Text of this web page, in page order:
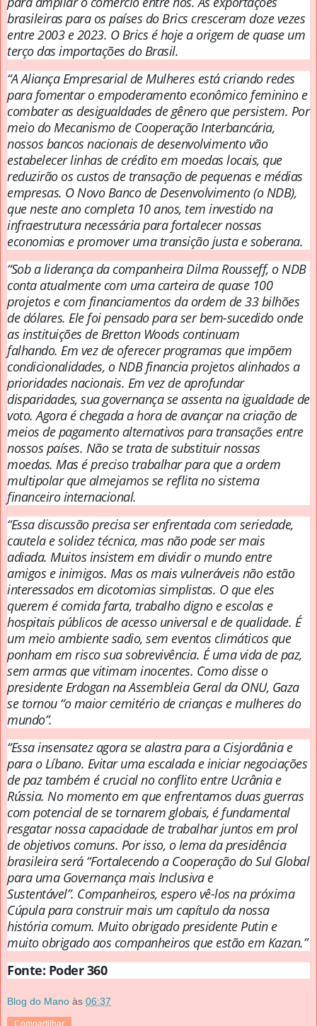
brasileiras para os países do Brics cresceram doze vezes
entre 2003 e 2023. O Brics é hoje a origem de quase um
terço das importações do Brasil.
“A Aliança Empresarial de Mulheres está criando redes
para fomentar o empoderamento econômico feminino e
combater as desigualdades de gênero que persistem. Por
meio do Mecanismo de Cooperação Interbancária,
nossos bancos nacionais de desenvolvimento vão
estabelecer linhas de crédito em moedas locais, que
reduzirão os custos de transação de pequenas e médias
empresas. O Novo Banco de Desenvolvimento (o NDB),
que neste ano completa 10 anos, tem investido na
infraestrutura necessária para fortalecer nossas
economias e promover uma transição justa e soberana.
“Sob a liderança da companheira Dilma Rousseff, o NDB
conta atualmente com uma carteira de quase 100
projetos e com financiamentos da ordem de 33 bilhões
de dólares. Ele foi pensado para ser bem-sucedido onde
as instituições de Bretton Woods continuam
falhando. Em vez de oferecer programas que impõem
condicionalidades, o NDB financia projetos alinhados a
prioridades nacionais. Em vez de aprofundar
disparidades, sua governança se assenta na igualdade de
voto.Agora é chegada a hora de avançar na criação de
meios de pagamento alternativos para transações entre
nossos países. Não se trata de substituir nossas
moedas. Mas é preciso trabalhar para que a ordem
multipolar que almejamos se reflita no sistema
financeiro internacional.
“Essa discussão precisa ser enfrentada com seriedade,
cautela e solidez técnica, mas não pode ser mais
adiada. Muitos insistem em dividir o mundo entre
amigos e inimigos. Mas os mais vulneráveis não estão
interessados em dicotomias simplistas. O que eles
querem é comida farta, trabalho digno e escolas e
hospitais públicos de acesso universal e de qualidade. É
um meio ambiente sadio, sem eventos climáticos que
ponham em risco sua sobrevivência. É uma vida de paz,
sem armas que vitimam inocentes. Como disse o
presidente Erdogan na Assembleia Geral da ONU, Gaza
se tornou “o maior cemitério de crianças e mulheres do
mundo”.
“Essa insensatez agora se alastra para a Cisjordânia e
para o Líbano. Evitar uma escalada e iniciar negociações
de paz também é crucial no conflito entre Ucrânia e
Rússia. No momento em que enfrentamos duas guerras
com potencial de se tornarem globais, é fundamental
resgatar nossa capacidade de trabalhar juntos em prol
de objetivos comuns. Por isso, o lema da presidência
brasileira será “Fortalecendo a Cooperação do Sul Global
para uma Governança mais Inclusiva e
Sustentável”. Companheiros, espero vê-los na próxima
Cúpula para construir mais um capítulo da nossa
história comum. Muito obrigado presidente Putin e
muito obrigado aos companheiros que estão em Kazan.”
Fonte: Poder 360
Blog do Mano às 06:37